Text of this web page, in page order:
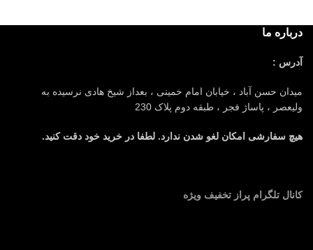
درباره ما
آدرس :
میدان حسن آباد ، خیابان امام خمینی ، بعداز شیخ هادی نرسیده به
ولیعصر ، پاساژ فجر ، طبقه دوم پلاک 230
هیچ سفارشی امکان لغو شدن ندارد. لطفا در خرید خود دقت کنید.
کانال تلگرام پراز تخفیف ویژه